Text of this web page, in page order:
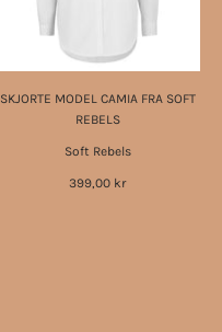
SKJORTE MODEL CAMIA FRA SOFT
REBELS
Soft Rebels
399,00 kr